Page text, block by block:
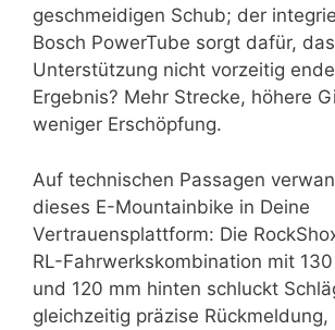
geschmeidigen Schub; der
Bosch PowerTube sorgt dafür,
Unterstützung nicht vorzeitig
Ergebnis? Mehr Strecke, höhere
weniger Erschöpfung.
Auf technischen Passagen
dieses E-Mountainbike in Deine
Vertrauensplattform: Die
RL-Fahrwerkskombination mit
und 120 mm hinten schluckt
gleichzeitig präzise Rückmeldung,